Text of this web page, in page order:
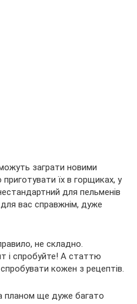
заграти новими
їх в горщиках, у
для пельменів
вас справжнім, дуже
не складно.
і спробуйте! А статтю
кожен з рецептів.
планом ще дуже багато